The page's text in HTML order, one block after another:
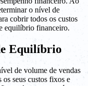
o nível de
cobrir todos os custos
equilíbrio financeiro.
Equilíbrio
de volume de vendas
seus custos fixos e